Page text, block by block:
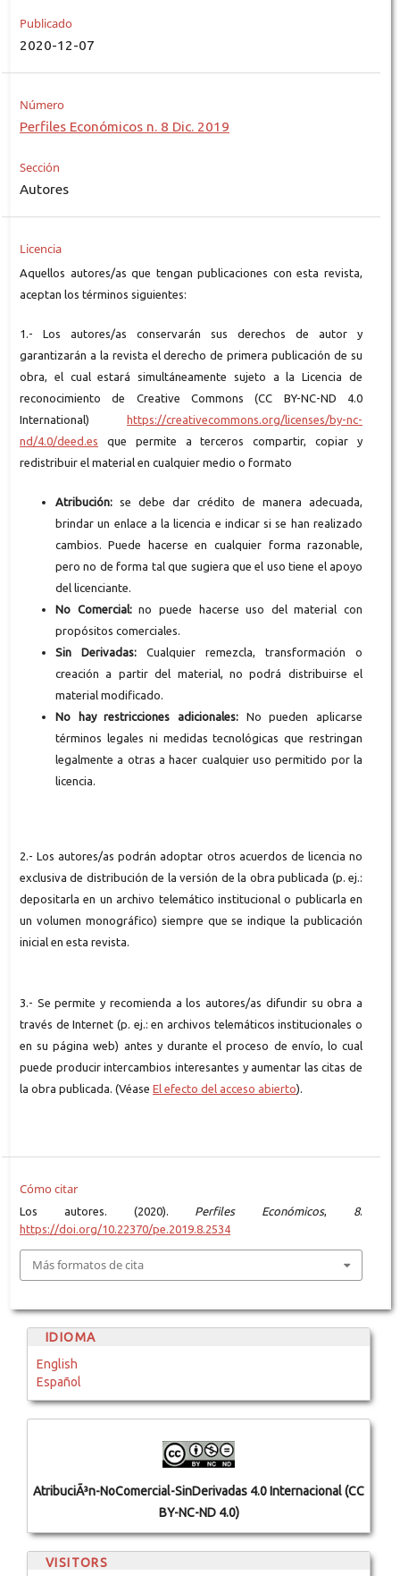
Publicado
2020-12-07
Número
Perfiles Económicos n. 8 Dic. 2019
Sección
Autores
Licencia
Aquellos autores/as que tengan publicaciones con esta revista,
aceptan los términos siguientes:
1.- Los autores/as conservarán sus derechos de autor y
garantizarán a la revista el derecho de primera publicación de su
obra, el cual estará simultáneamente sujeto a la Licencia de
reconocimiento de Creative Commons (CC BY-NC-ND 4.0
International)https://creativecommons.org/licenses/by-nc-
nd/4.0/deed.es que permite a terceros compartir, copiar y
redistribuir el material en cualquier medio o formato
Atribución: se debe dar crédito de manera adecuada,
brindar un enlace a la licencia e indicar si se han realizado
cambios. Puede hacerse en cualquier forma razonable,
pero no de forma tal que sugiera que el uso tiene el apoyo
del licenciante.
No Comercial:no puede hacerse uso del material con
propósitos comerciales.
Sin Derivadas: Cualquier remezcla, transformación o
creación a partir del material, no podrá distribuirse el
material modificado.
No hay restricciones adicionales: No pueden aplicarse
términos legales ni medidas tecnológicas que restringan
legalmente a otras a hacer cualquier uso permitido por la
licencia.
2.- Los autores/as podrán adoptar otros acuerdos de licencia no
exclusiva de distribución de la versión de la obra publicada (p. ej.:
depositarla en un archivo telemático institucional o publicarla en
un volumen monográfico) siempre que se indique la publicación
inicial en esta revista.
3.- Se permite y recomienda a los autores/as difundir su obra a
través de Internet (p. ej.: en archivos telemáticos institucionales o
en su página web) antes y durante el proceso de envío, lo cual
puede producir intercambios interesantes y aumentar las citas de
la obra publicada. (Véase El efecto del acceso abierto).
Cómo citar
Los autores. (2020). Perfiles Económicos, 8.
https://doi.org/10.22370/pe.2019.8.2534
Más formatos de cita
IDIOMA
English
Español
AtribuciÃ³n-NoComercial-SinDerivadas 4.0 Internacional (CC
BY-NC-ND 4.0)
VISITORS